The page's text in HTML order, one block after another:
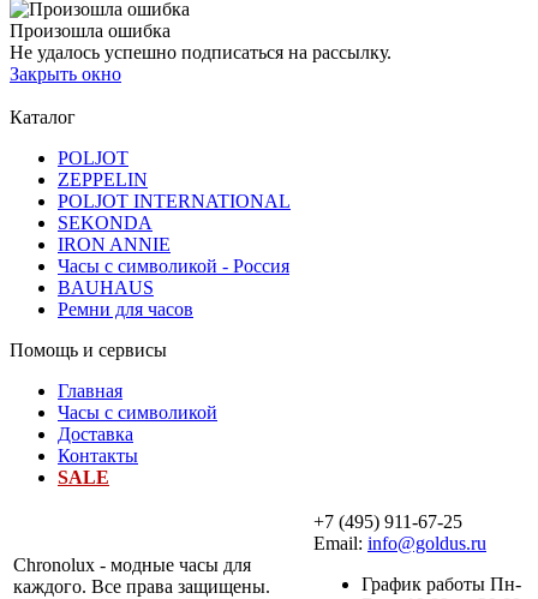
Произошла ошибка
Не удалось успешно подписаться на рассылку.
Закрыть окно
Каталог
POLJOT
ZEPPELIN
POLJOT INTERNATIONAL
SEKONDA
IRON ANNIE
Часы с символикой - Россия
BAUHAUS
Ремни для часов
Помощь и сервисы
Главная
Часы с символикой
Доставка
Контакты
SALE
Chronolux - модные часы для
каждого. Все права защищены.
+7 (495) 911-67-25
Email: info@goldus.ru
График работы Пн-